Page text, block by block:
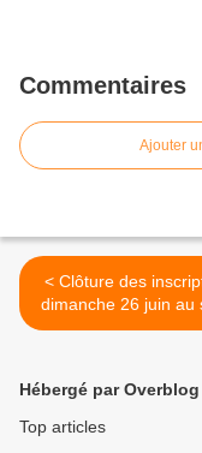
Commentaires
Ajouter
< Clôture des inscriptions
dimanche 26 juin au
Hébergé par Overblog
Top articles